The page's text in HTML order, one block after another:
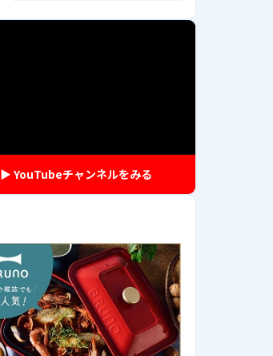
▶ YouTubeチャンネルをみる